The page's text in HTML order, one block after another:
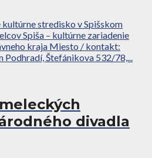
stredisko v Spišskom
Spiša – kultúrne zariadenie
kraja Miesto / kontakt:
Podhradí, Štefánikova 532/78,...
divadla